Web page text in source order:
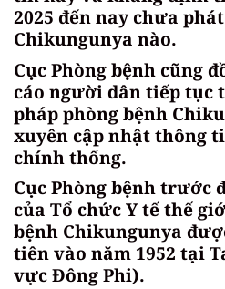
2025 đến nay chưa
Chikungunya nào.
Cục Phòng bệnh cũng
cáo người dân tiếp tục
pháp phòng bệnh
xuyên cập nhật thông
chính thống.
Cục Phòng bệnh trước
của Tổ chức Y tế thế
bệnh Chikungunya
tiên vào năm 1952 tại
vực Đông Phi).